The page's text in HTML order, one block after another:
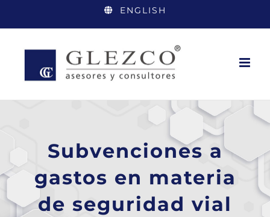
ENGLISH
Subvenciones a
gastos en materia
de seguridad vial